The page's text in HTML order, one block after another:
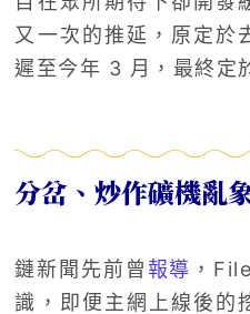
又一次的推延，原定於
遲至今年 3 月，最終定
分岔、炒作礦機亂
鏈新聞先前曾報導 ，
識，即便主網上線後的